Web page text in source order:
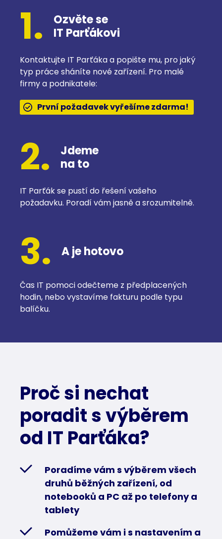
1.
Ozvěte se
IT Parťákovi
Kontaktujte IT Parťáka a popište mu, pro jaký
typ práce sháníte nové zařízení. Pro malé
firmy a podnikatele:
První požadavek vyřešíme zdarma!
2.
Jdeme
na to
IT Parťák se pustí do řešení vašeho
požadavku. Poradí vám jasně a srozumitelně.
3. A je hotovo
Čas IT pomoci odečteme z předplacených
hodin, nebo vystavíme fakturu podle typu
balíčku.
Proč si nechat
poradit s výběrem
od IT Parťáka?
Poradíme vám s výběrem všech
druhů běžných zařízení, od
notebooků a PC až po telefony a
tablety
Pomůžeme vám i s nastavením a